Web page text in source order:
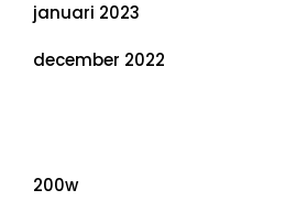
januari 2023
december 2022
200w